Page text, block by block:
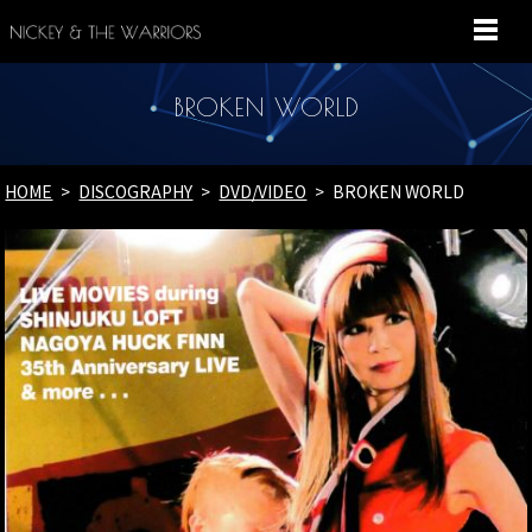
MENU
BROKEN WORLD
HOME DISCOGRAPHY DVD/VIDEO BROKEN WORLD